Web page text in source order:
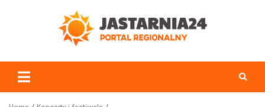
jastarnia24.pl